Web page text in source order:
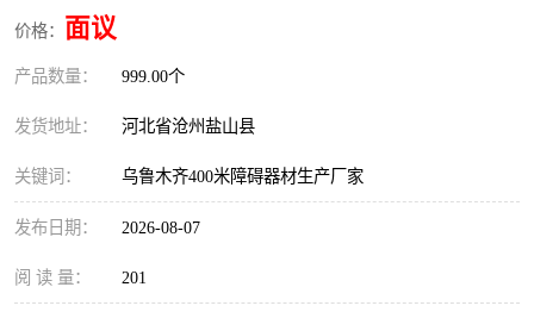
价格： 面议
产品数量： 999.00个
发货地址： 河北省沧州盐山县
关键词： 乌鲁木齐400米障碍器材生产厂家
发布日期： 2026-08-07
阅 读 量： 201